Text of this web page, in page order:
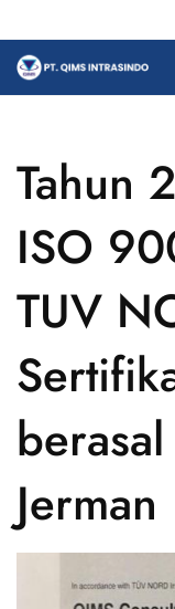
to
content
Tahun
ISO
TUV
Jerman